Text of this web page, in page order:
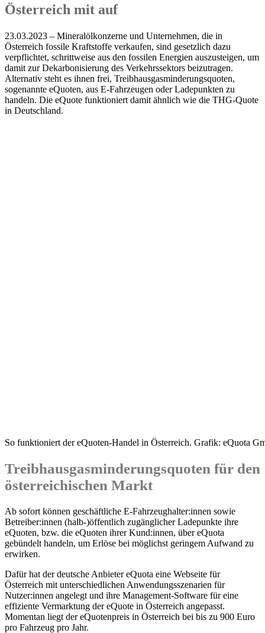
Österreich mit auf
23.03.2023 – Mineralölkonzerne und Unternehmen, die in
Österreich fossile Kraftstoffe verkaufen, sind gesetzlich dazu
verpflichtet, schrittweise aus den fossilen Energien auszusteigen, um
damit zur Dekarbonisierung des Verkehrssektors beizutragen.
Alternativ steht es ihnen frei, Treibhausgasminderungsquoten,
sogenannte eQuoten, aus E-Fahrzeugen oder Ladepunkten zu
handeln. Die eQuote funktioniert damit ähnlich wie die THG-Quote
in Deutschland.
So funktioniert der eQuoten-Handel in Österreich. Grafik: eQuota
Treibhausgasminderungsquoten für den
österreichischen Markt
Ab sofort können geschäftliche E-Fahrzeughalter:innen sowie
Betreiber:innen (halb-)öffentlich zugänglicher Ladepunkte ihre
eQuoten, bzw. die eQuoten ihrer Kund:innen, über eQuota
gebündelt handeln, um Erlöse bei möglichst geringem Aufwand zu
erwirken.
Dafür hat der deutsche Anbieter eQuota eine Webseite für
Österreich mit unterschiedlichen Anwendungsszenarien für
Nutzer:innen angelegt und ihre Management-Software für eine
effiziente Vermarktung der eQuote in Österreich angepasst.
Momentan liegt der eQuotenpreis in Österreich bei bis zu 900 Euro
pro Fahrzeug pro Jahr.